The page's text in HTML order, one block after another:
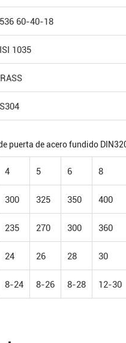
60-40-18
1035
puerta de acero fundido
4 5 6 8
300 325 350 400
235 270 300 360
24 26 28 30
8-24 8-26 8-28 12-30